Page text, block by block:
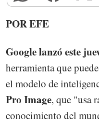
POR EFE
Google lanzó este
herramienta que
el modelo de
Pro Image, que "usa
conocimiento del